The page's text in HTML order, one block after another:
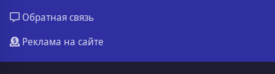
Обратная связь
Реклама на сайте